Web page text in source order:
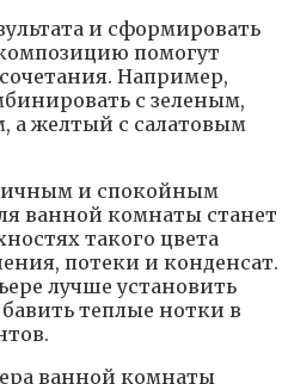
и сформировать
помогут
Например,
с зеленым,
а желтый с салатовым
и спокойным
ванной комнаты станет
такого цвета
потеки и конденсат.
лучше установить
теплые нотки в